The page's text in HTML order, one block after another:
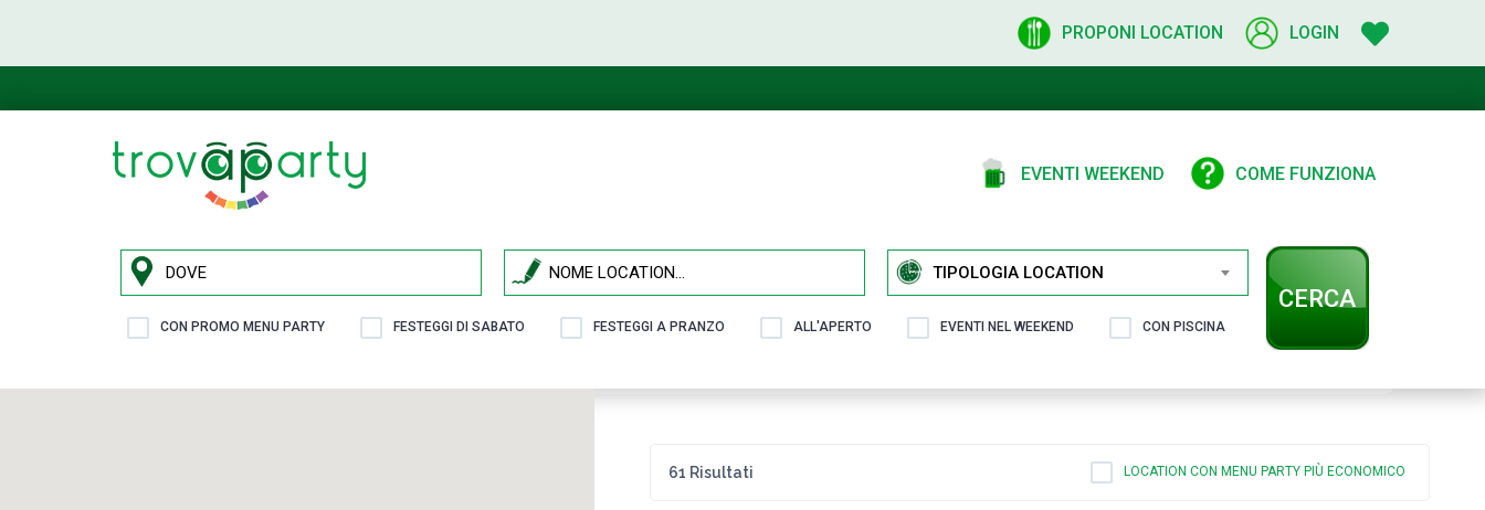
PROPONI LOCATION LOGIN
EVENTI WEEKEND COME FUNZIONA
TIPOLOGIA LOCATION
CON PROMO MENU PARTY FESTEGGI DI SABATO FESTEGGI A PRANZO ALL'APERTO EVENTI NEL WEEKEND CON PISCINA
CERCA
61 Risultati LOCATION CON MENU PARTY PIÙ ECONOMICO